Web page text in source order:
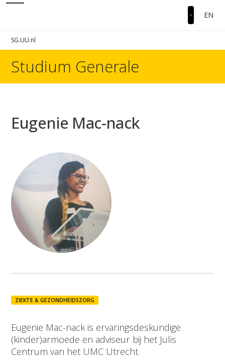
EN
SG.UU.nl
Studium Generale
Eugenie Mac-nack
ZIEKTE & GEZONDHEIDSZORG
Eugenie Mac-nack is ervaringsdeskundige
(kinder)armoede en adviseur bij het Julis
Centrum van het UMC Utrecht.